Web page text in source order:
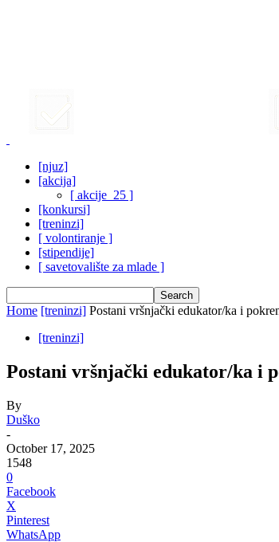
[njuz]
[akcija]
[ akcije_25 ]
[konkursi]
[treninzi]
[ volontiranje ]
[stipendije]
[ savetovalište za mlade ]
Home [treninzi] Postani vršnjački edukator/ka i
[treninzi]
Postani vršnjački edukator/ka i
By
Duško
-
October 17, 2025
1548
0
Facebook
X
Pinterest
WhatsApp